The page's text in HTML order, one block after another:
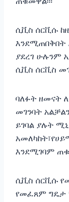
ሲቪስ ሰርቪሱ
እንደሚጠበቅበት
ያደረገ ሁሉንም
ሲቪስ ሰርቪስ
ባለፉት ዘመናት
መገንባት
ይገባል ያሉት
እንደሚገባም
ሲቪስ ሰርቪሱ
የመፈጸም ግዴታ